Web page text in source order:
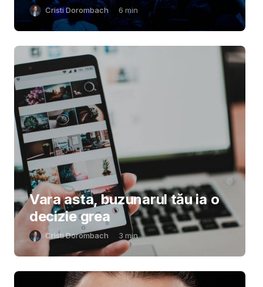
Cristi Dorombach 6 min
Vara asta, buzunarul tău ia o
decizie grea
Cristi Dorombach 3 min